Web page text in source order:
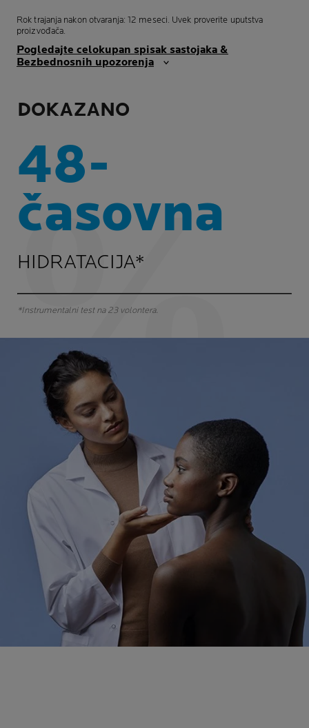
Rok trajanja nakon otvaranja: 12 meseci. Uvek proverite uputstva
proizvođača.
Pogledajte celokupan spisak sastojaka &
Bezbednosnih upozorenja
DOKAZANO
48-
časovna
HIDRATACIJA*
*Instrumentalni test na 23 volontera.